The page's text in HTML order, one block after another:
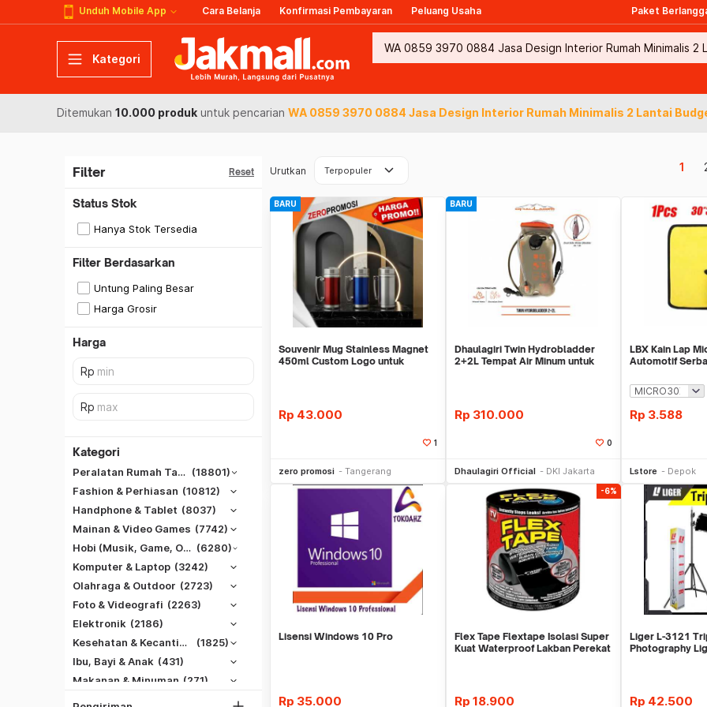
Unduh Mobile App Cara Belanja Konfirmasi Pembayaran Peluang Usaha Paket
Kategori
Ditemukan 10.000 produk untuk pencarian WA 0859 3970 0884 Jasa Design Interior Rumah Minimalis 2 Lantai
Filter Reset
Status Stok
Hanya Stok Tersedia
Filter Berdasarkan
Untung Paling Besar
Harga Grosir
Harga
Kategori
Peralatan Rumah Tangga (18801)
Fashion & Perhiasan (10812)
Handphone & Tablet (8037)
Mainan & Video Games (7742)
Hobi (Musik, Game, Otomotif, Dll) (6280)
Komputer & Laptop (3242)
Olahraga & Outdoor (2723)
Foto & Videografi (2263)
Elektronik (2186)
Kesehatan & Kecantikan
(1825)
Ibu, Bayi & Anak (431)
Makanan & Minuman (271)
SiCepat REG
SiCepat BEST
SiCepat Gokil
SiCepat Halu
DKI Jakarta
Tangerang
Bekasi
Bogor
Urutkan Terpopuler keyboard_arrow_down 1
BARU
Souvenir Mug Stainless Magnet
450ml Custom Logo untuk
Rp 43.000
1
zero promosi Tangerang
BARU
Dhaulagiri Twin Hydrobladder
2+2L Tempat Air Minum untuk
Rp 310.000
0
Dhaulagiri Official DKI Jakarta
LBX Kain Lap
Automotif
Rp 3.588
Lstore Depok
Lisensi Windows 10 Pro
Rp 35.000
-6%
Flex Tape Flextape Isolasi Super
Kuat Waterproof Lakban Perekat
Rp 18.900
Liger L-3121
Photography
Rp 42.500